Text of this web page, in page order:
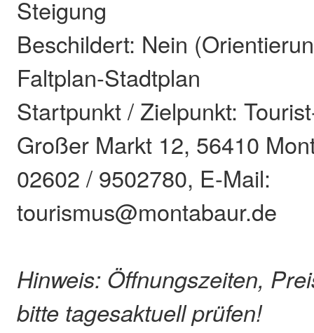
Steigung
Beschildert: Nein
Faltplan-Stadtplan
Startpunkt / Zielpunkt:
Großer Markt 12, 56410
02602 / 9502780, E-Mail:
tourismus@montabaur.de
Hinweis: Öffnungszeiten,
bitte tagesaktuell prüfen!